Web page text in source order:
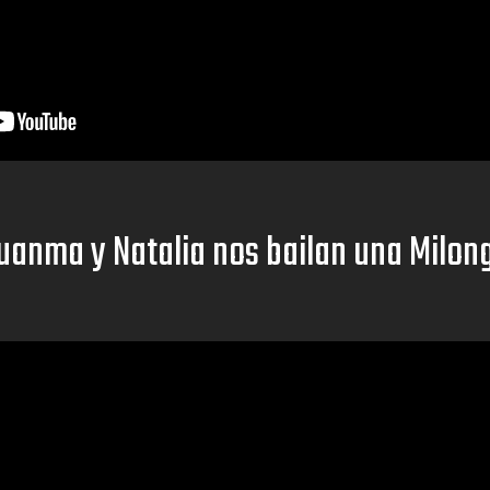
y Natalia nos bailan una